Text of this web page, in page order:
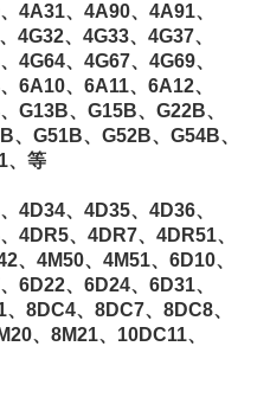
4A31、4A90、4A91、
4G32、4G33、4G37、
4G64、4G67、4G69、
6A10、6A11、6A12、
G13B、G15B、G22B、
、G51B、G52B、G54B、
、等
4D34、4D35、4D36、
4DR5、4DR7、4DR51、
、4M50、4M51、6D10、
6D22、6D24、6D31、
8DC4、8DC7、8DC8、
、8M21、10DC11、